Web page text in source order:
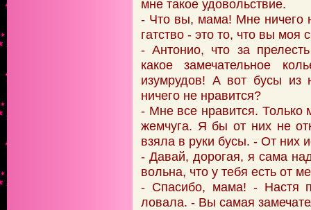
мне такое удовольствие.
- Что вы, мама! Мне ничего
гатство - это то, что вы моя
- Антонио, что за
какое замечательное
изумрудов! А вот бусы из
ничего не нравится?
- Мне все нравится. Только
жемчуга. Я бы от них не
взяла в руки бусы. - От них
- Давай, дорогая, я сама
вольна, что у тебя есть от
- Спасибо, мама! - Настя
ловала. - Вы самая